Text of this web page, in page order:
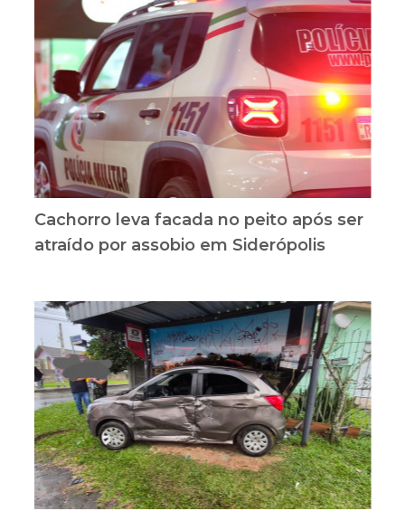
Cachorro leva facada no peito após ser
atraído por assobio em Siderópolis